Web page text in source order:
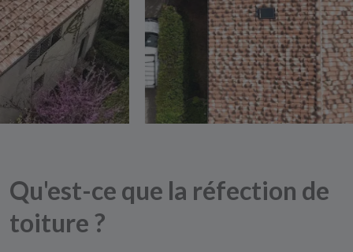
Qu'est-ce que la réfection de
toiture ?